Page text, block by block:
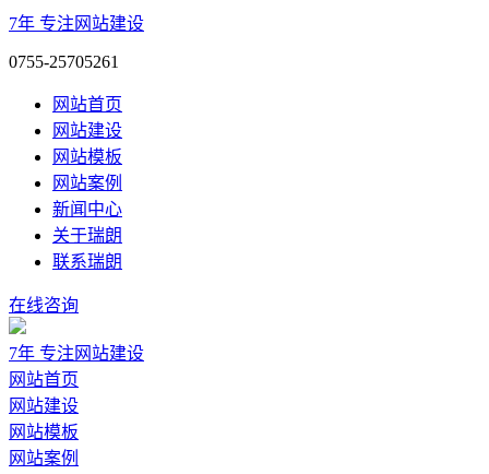
7年 专注网站建设
0755-25705261
网站首页
网站建设
网站模板
网站案例
新闻中心
关于瑞朗
联系瑞朗
在线咨询
7年 专注网站建设
网站首页
网站建设
网站模板
网站案例